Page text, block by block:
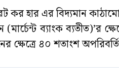
হার এর বিদ্যমান
(মার্চেন্ট ব্যাংক
ক্ষেত্রে ৪০ শতাংশ